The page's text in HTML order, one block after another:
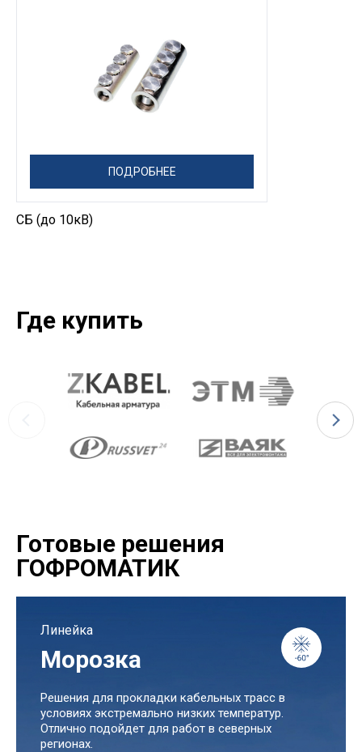
ПОДРОБНЕЕ
СБ (до 10кВ)
Где купить
Готовые решения
ГОФРОМАТИК
Линейка
Морозка
Решения для прокладки кабельных трасс в
условиях экстремально низких температур.
Отлично подойдет для работ в северных
регионах.